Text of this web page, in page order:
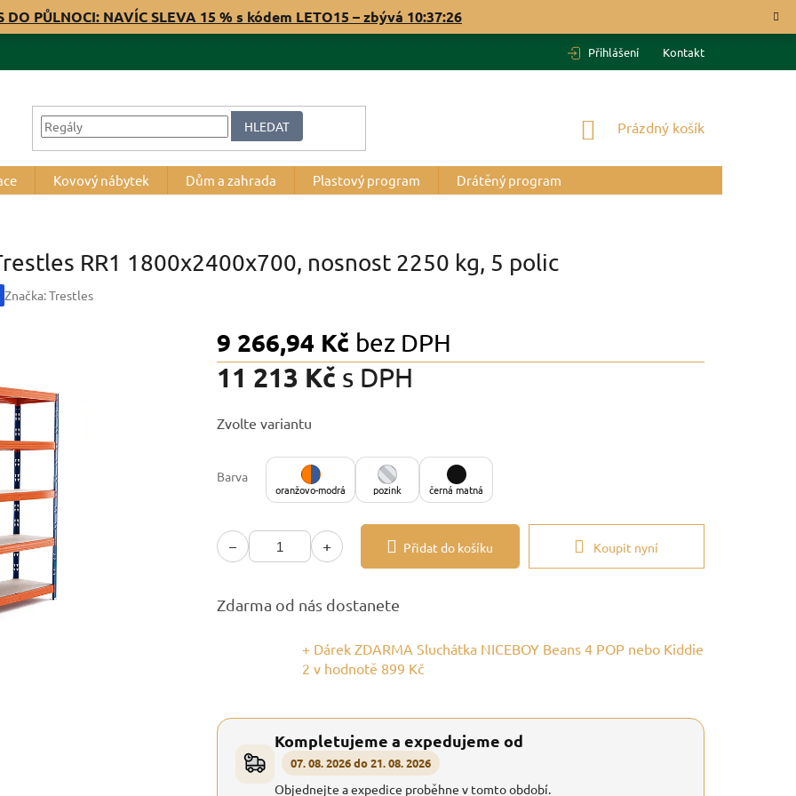
DO PŮLNOCI: NAVÍC SLEVA 15 % s kódem LETO15 – zbývá 10:37:25
Přihlášení Kontakt
HLEDAT
NÁKUPNÍ
Prázdný košík
Kovový nábytek Dům a zahrada Plastový program Drátěný program
RR1 1800x2400x700, nosnost 2250 kg, 5 polic
Značka:Trestles
9 266,94 Kč bez DPH
11 213 Kč s DPH
cena:
Zvolte variantu
Barva
oranžovo-modrá pozink černá matná
− + Přidat do košíku Koupit nyní
Zdarma od nás dostanete
+ Dárek ZDARMA Sluchátka NICEBOY Beans 4 POP nebo Kiddie
2 v hodnotě 899 Kč
Kompletujeme a expedujeme od
07. 08. 2026 do 21. 08. 2026
Objednejte a expedice proběhne v tomto období.